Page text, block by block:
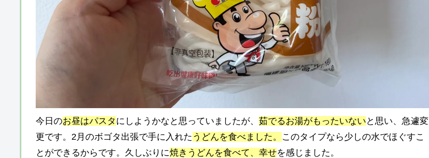
今日のお昼はパスタ にしようかなと思っていましたが、 茹でるお湯がもったいない と思い、急遽変
更です。2月のボゴタ出張で手に入れた うどんを食べました。 このタイプなら少しの水でほぐすこ
とができるからです。久しぶりに焼きうどんを食べて、幸せを感じました。